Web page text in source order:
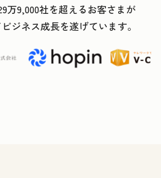
万9,000社を超えるお客さまが
ジネス成長を遂げています。